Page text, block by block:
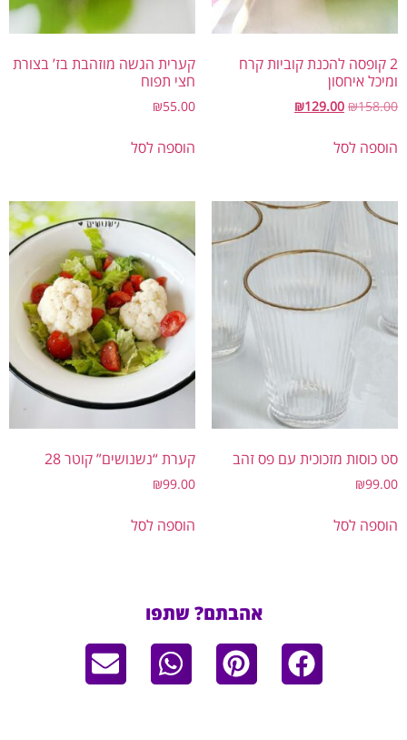
להכנת קוביות קרח
איחסון
₪
₪129.00
לסל
קערית הגשה מוזהבת בז’ בצורת
חצי תפוח
₪55.00
הוספה לסל
מזכוכית עם פס זהב
₪
לסל
קערת “נשנושים” קוטר 28
₪99.00
הוספה לסל
אהבתם? שתפו